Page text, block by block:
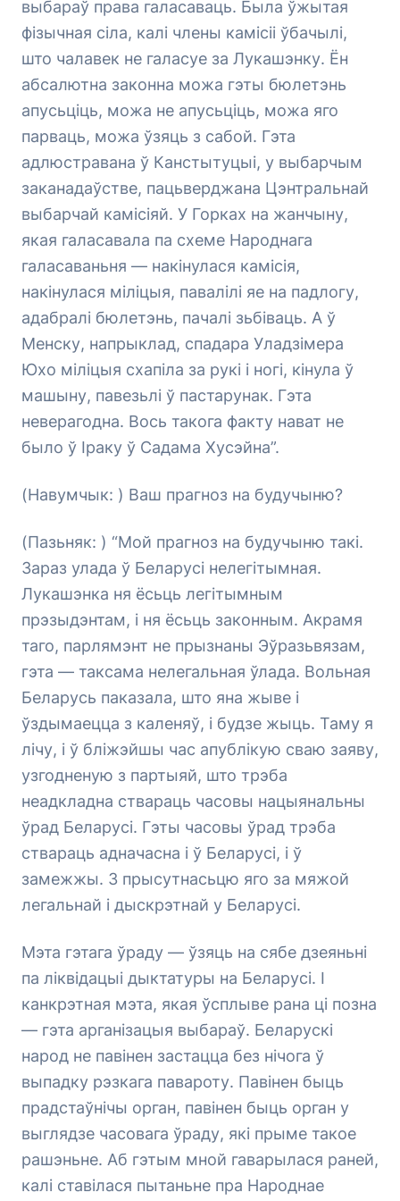
выбараў права галасаваць. Была ўжытая
фізычная сіла, калі члены камісіі ўбачылі,
што чалавек не галасуе за Лукашэнку. Ён
абсалютна законна можа гэты бюлетэнь
апусьціць, можа не апусьціць, можа яго
парваць, можа ўзяць з сабой. Гэта
адлюстравана ў Канстытуцыі, у выбарчым
заканадаўстве, пацьверджана Цэнтральнай
выбарчай камісіяй. У Горках на жанчыну,
якая галасавала па схеме Народнага
галасаваньня — накінулася камісія,
накінулася міліцыя, павалілі яе на падлогу,
адабралі бюлетэнь, пачалі зьбіваць. А ў
Менску, напрыклад, спадара Уладзімера
Юхо міліцыя схапіла за рукі і ногі, кінула ў
машыну, павезьлі ў пастарунак. Гэта
неверагодна. Вось такога факту нават не
было ў Іраку ў Садама Хусэйна”.
(Навумчык: ) Ваш прагноз на будучыню?
(Пазьняк: ) “Мой прагноз на будучыню такі.
Зараз улада ў Беларусі нелегітымная.
Лукашэнка ня ёсьць легітымным
прэзыдэнтам, і ня ёсьць законным. Акрамя
таго, парлямэнт не прызнаны Эўразьвязам,
гэта — таксама нелегальная ўлада. Вольная
Беларусь паказала, што яна жыве і
ўздымаецца з каленяў, і будзе жыць. Таму я
лічу, і ў бліжэйшы час апублікую сваю заяву,
узгодненую з партыяй, што трэба
неадкладна ствараць часовы нацыянальны
ўрад Беларусі. Гэты часовы ўрад трэба
ствараць адначасна і ў Беларусі, і ў
замежжы. З прысутнасьцю яго за мяжой
легальнай і дыскрэтнай у Беларусі.
Мэта гэтага ўраду — ўзяць на сябе дзеяньні
па ліквідацыі дыктатуры на Беларусі. І
канкрэтная мэта, якая ўсплыве рана ці позна
— гэта арганізацыя выбараў. Беларускі
народ не павінен застацца без нічога ў
выпадку рэзкага павароту. Павінен быць
прадстаўнічы орган, павінен быць орган у
выглядзе часовага ўраду, які прыме такое
рашэньне. Аб гэтым мной гаварылася раней,
калі ставілася пытаньне пра Народнае